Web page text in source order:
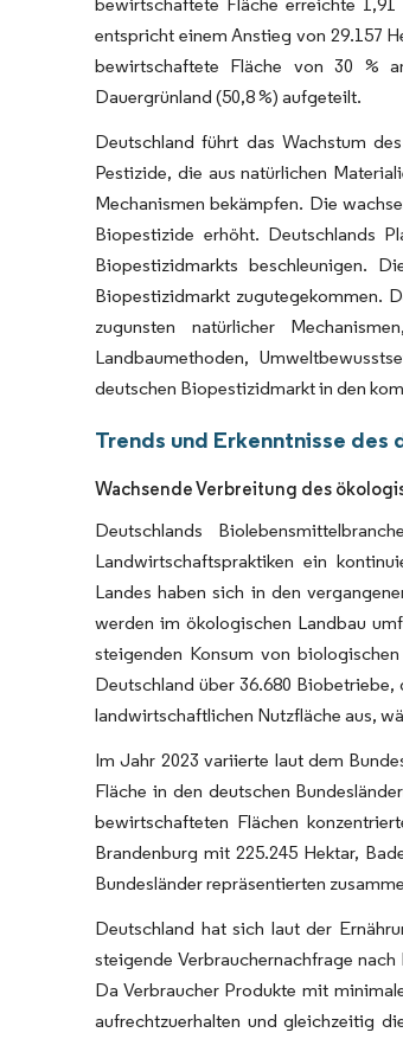
entspricht einem Anstieg von 29.157
bewirtschaftete Fläche von 30 %
Dauergrünland (50,8 %) aufgeteilt.
Deutschland führt das Wachstum
Pestizide, die aus natürlichen
Mechanismen bekämpfen. Die
Biopestizide erhöht. Deutschlands
Biopestizidmarkts beschleunigen.
Biopestizidmarkt zugutegekommen.
zugunsten natürlicher
Landbaumethoden,
deutschen Biopestizidmarkt in den
Trends und Erkenntnisse
Wachsende Verbreitung des
Deutschlands
Landwirtschaftspraktiken ein
Landes haben sich in den
werden im ökologischen Landbau
steigenden Konsum von
Deutschland über 36.680
landwirtschaftlichen Nutzfläche aus,
Im Jahr 2023 variierte laut dem
Fläche in den deutschen
bewirtschafteten Flächen
Brandenburg mit 225.245 Hektar,
Bundesländer repräsentierten
Deutschland hat sich laut der
steigende Verbrauchernachfrage
Da Verbraucher Produkte mit
aufrechtzuerhalten und gleichzeitig